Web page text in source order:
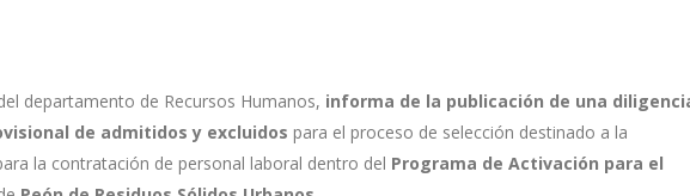
departamento de Recursos Humanos, informa de la publicación de una
de admitidos y excluidos para el proceso de selección destinado a la
la contratación de personal laboral dentro del Programa de Activación para el